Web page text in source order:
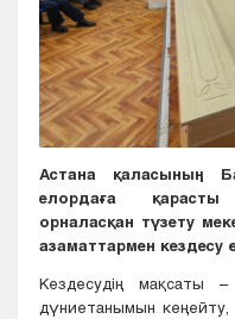
Астана қаласының
елордаға қарасты
орналасқан түзету
азаматтармен кездесу
Кездесудің мақсаты
дүниетанымын кеңейту,